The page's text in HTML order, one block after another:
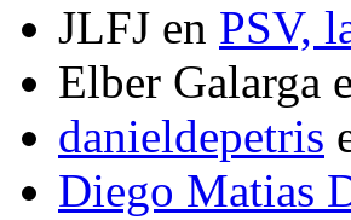
JLFJ en PSV,
Elber Galarga
danieldepetris
Diego Matias